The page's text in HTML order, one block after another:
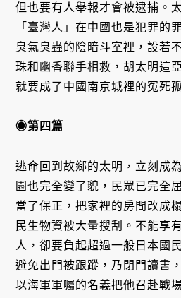
但也要有人舉報才會被逮捕。
「臺灣人」在中國也是犯罪的
臭氣臭蟲的陰暗斗室裡，設若
珠和幽香聯手相救，胡太明這
就要成了中國南京城裡的冤死
◉第四篇
逃命回到故鄉的太明，立刻成
園也完全變了貌，民眾已完全
當了保正，把家裡的房間改成
民生物資被大量搜刮。不能享
人，卻要負起超過一般日本國
避免出門被跟蹤，乃閉門讀書
以海軍軍囑的名義把他召赴戰